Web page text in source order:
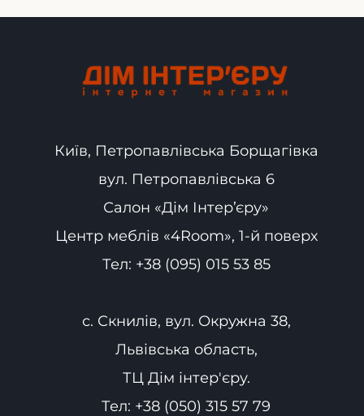
Київ, Петропавлівська Борщагівка
вул. Петропавлівська 6
Салон «Дім Інтер’єру»
Центр меблів «4Room», 1-й поверх
Тел: +38 (095) 015 53 85
с. Скнилів, вул. Окружна 38,
Львівська область,
ТЦ Дім інтер'єру.
Тел: +38 (050) 315 57 79